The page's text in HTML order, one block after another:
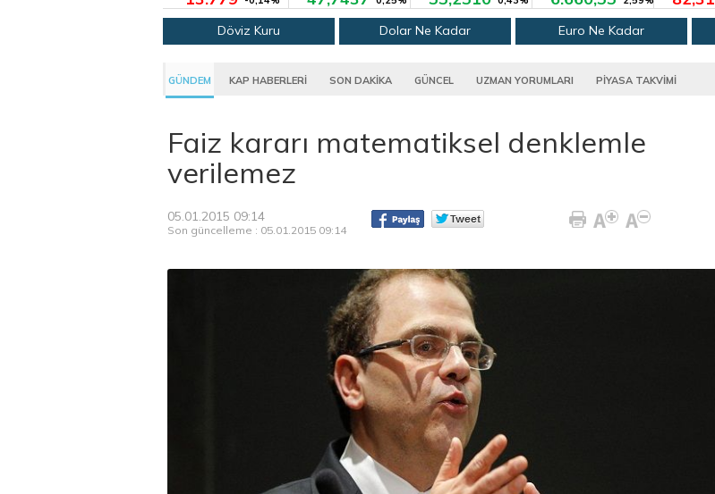
Döviz Kuru Dolar Ne Kadar Euro Ne Kadar
GÜNDEM KAP HABERLERİ SON DAKİKA GÜNCEL UZMAN YORUMLARI PİYASA TAKVİMİ
Faiz kararı matematiksel denklemle
verilemez
05.01.2015 09:14
Son güncelleme : 05.01.2015 09:14